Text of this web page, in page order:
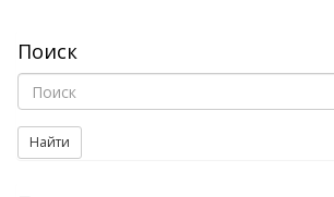
Поиск
Найти